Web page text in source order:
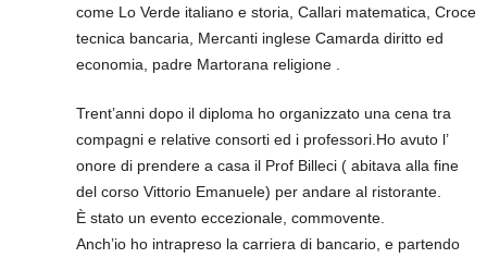
come Lo Verde italiano e storia, Callari matematica, Croce
tecnica bancaria, Mercanti inglese Camarda diritto ed
economia, padre Martorana religione .
Trent’anni dopo il diploma ho organizzato una cena tra
compagni e relative consorti ed i professori.Ho avuto l’
onore di prendere a casa il Prof Billeci ( abitava alla fine
del corso Vittorio Emanuele) per andare al ristorante.
È stato un evento eccezionale, commovente.
Anch’io ho intrapreso la carriera di bancario, e partendo